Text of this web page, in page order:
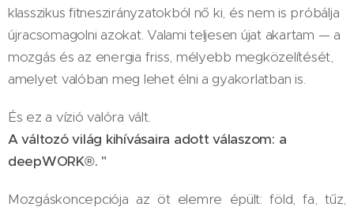
klasszikus fitneszirányzatokból nő ki, és nem is próbálja
újracsomagolni azokat. Valami teljesen újat akartam — a
mozgás és az energia friss, mélyebb megközelítését,
amelyet valóban meg lehet élni a gyakorlatban is.
És ez a vízió valóra vált.
A változó világ kihívásaira adott válaszom: a
deepWORK®. "
Mozgáskoncepciója az öt elemre épült: föld, fa, tűz,